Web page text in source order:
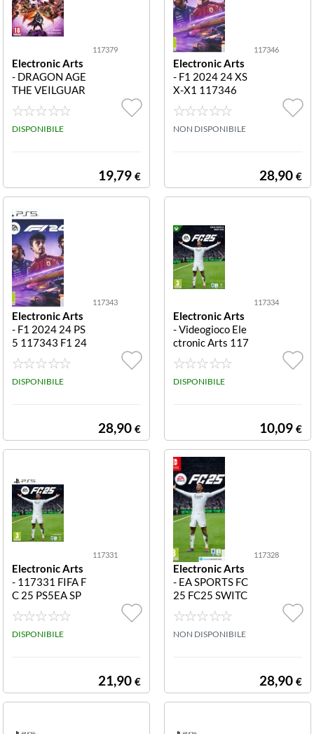
117379
Electronic Arts
- DRAGON AGE
THE VEILGUAR
D PS5 117379
DRAGON AGE:
THE VEILGUAR
DISPONIBILE
19,79 €
117346
Electronic Arts
- F1 2024 24 XS
X-X1 117346
NON DISPONIBILE
28,90 €
117343
Electronic Arts
- F1 2024 24 PS
5 117343 F1 24
PS5 EA SPORTS
DISPONIBILE
28,90 €
117334
Electronic Arts
- Videogioco Ele
ctronic Arts 117
334 XBOX FC 2
5 FC 25
DISPONIBILE
10,09 €
117331
Electronic Arts
- 117331 FIFA F
C 25 PS5EA SP
ORT
DISPONIBILE
21,90 €
117328
Electronic Arts
- EA SPORTS FC
25 FC25 SWITC
H 117328 EA S
PORTS FC25 S
WITCH
NON DISPONIBILE
28,90 €